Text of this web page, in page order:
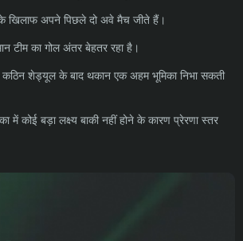
खिलाफ अपने पिछले दो अवे मैच जीते हैं।
टीम का गोल अंतर बेहतर रहा है।
शेड्यूल के बाद थकान एक अहम भूमिका निभा सकती
में कोई बड़ा लक्ष्य बाकी नहीं होने के कारण प्रेरणा स्तर